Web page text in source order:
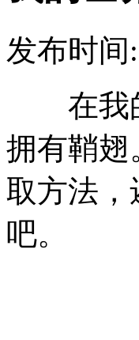
发布时间
在我的
拥有鞘翅
取方法，
吧。